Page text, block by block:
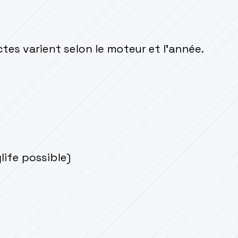
varient selon le moteur et l’année.
possible)